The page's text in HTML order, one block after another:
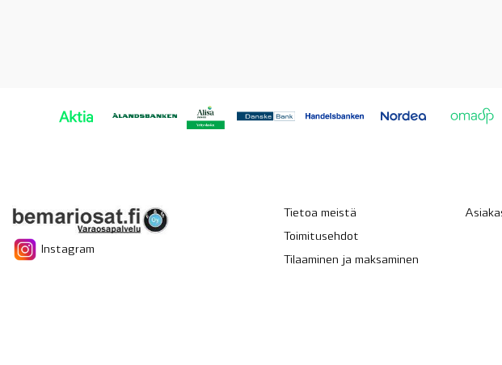
Instagram
Tietoa meistä
Toimitusehdot
Tilaaminen ja maksaminen